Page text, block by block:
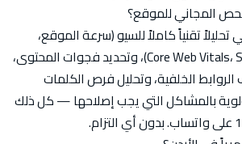
المجاني للموقع؟
تقنياً كاملاً للسيو (سرعة الموقع،
قابلية الزحف، Core Web Vitals، Schema)، وتحديد فجوات المحتوى،
الخلفية، وتحليل فرص الكلمات
بالمشاكل التي يجب إصلاحها — كل ذلك